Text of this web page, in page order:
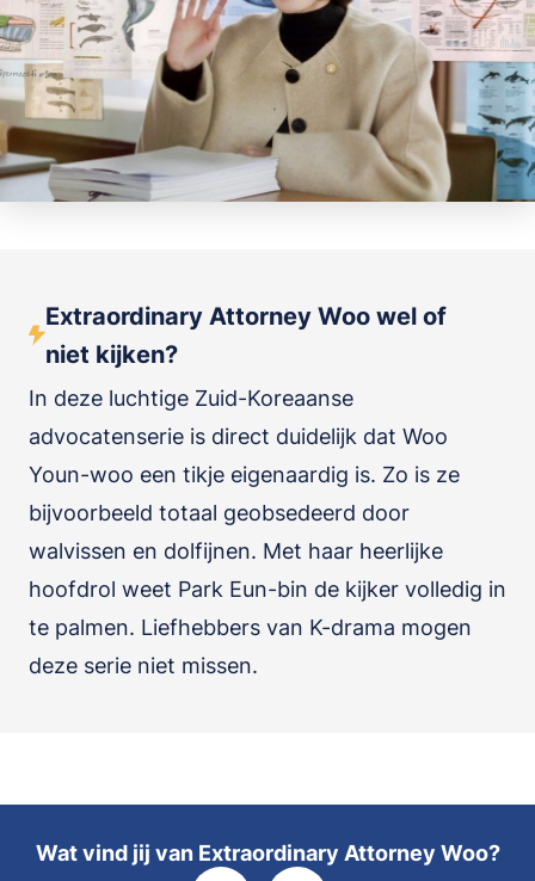
Extraordinary Attorney Woo wel of
niet kijken?
In deze luchtige Zuid-Koreaanse
advocatenserie is direct duidelijk dat Woo
Youn-woo een tikje eigenaardig is. Zo is ze
bijvoorbeeld totaal geobsedeerd door
walvissen en dolfijnen. Met haar heerlijke
hoofdrol weet Park Eun-bin de kijker volledig in
te palmen. Liefhebbers van K-drama mogen
deze serie niet missen.
Wat vind jij van Extraordinary Attorney Woo?